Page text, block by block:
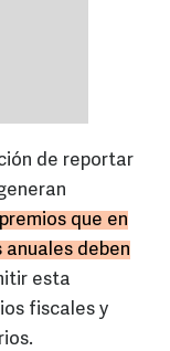
de reportar
que en
anuales deben
esta
fiscales y